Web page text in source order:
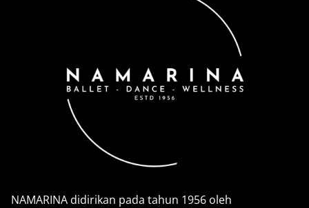
NAMARINA didirikan pada tahun 1956 oleh